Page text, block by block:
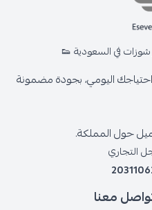
في السعودية 👟
اليومي، بجودة مضمونة
التجاري
معنا